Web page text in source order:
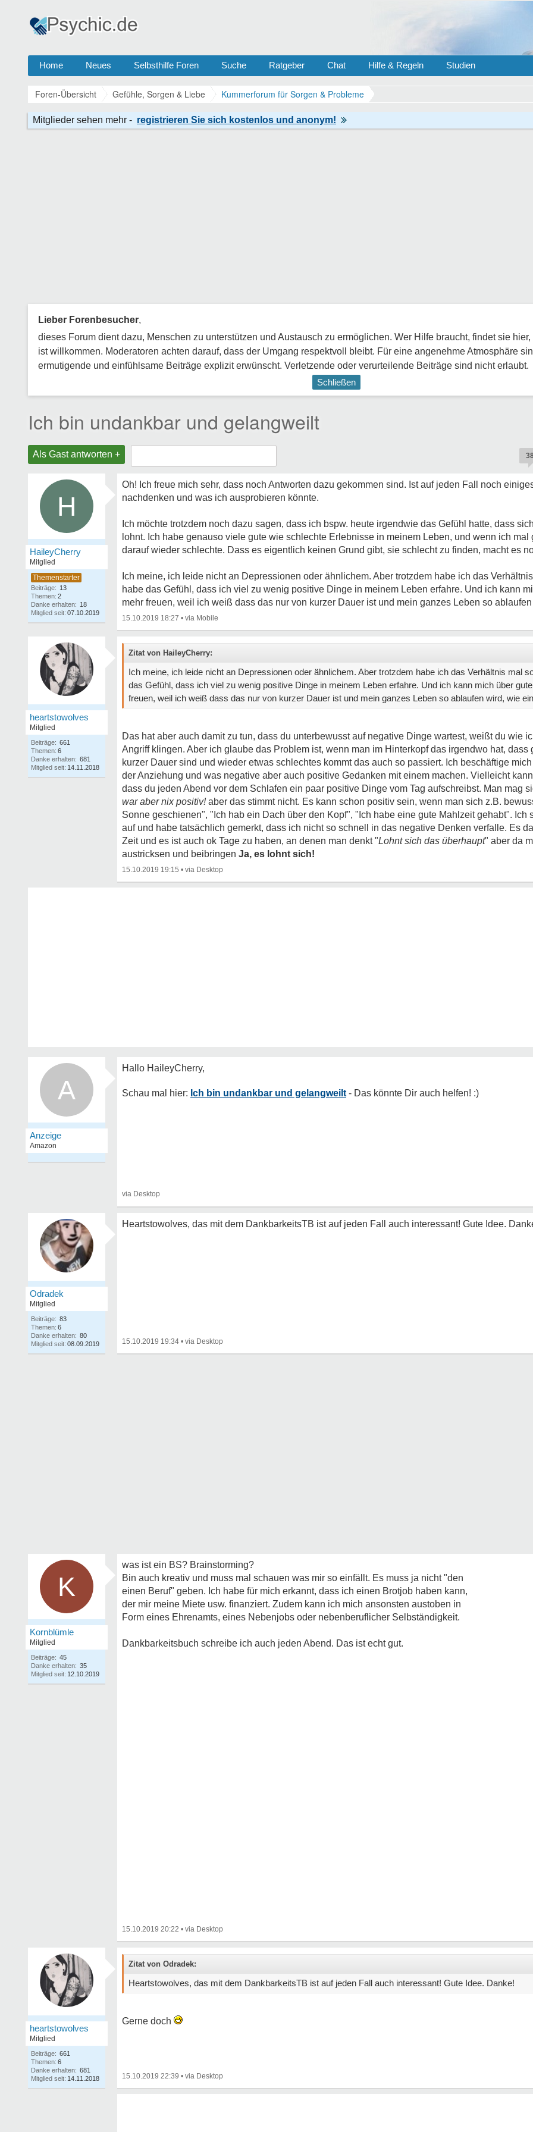
Home Neues Selbsthilfe Foren Suche Ratgeber Chat Hilfe & Regeln Studien
Foren-Übersicht Gefühle, Sorgen & Liebe Kummerforum für Sorgen & Probleme
Lieber Forenbesucher,
dieses Forum dient dazu, Menschen zu unterstützen und Austausch zu ermöglichen. Wer Hilfe braucht, findet sie
ist willkommen. Moderatoren achten darauf, dass der Umgang respektvoll bleibt. Für eine angenehme Atmosphäre
ermutigende und einfühlsame Beiträge explizit erwünscht. Verletzende oder verurteilende Beiträge sind nicht erlaubt.
Schließen
Ich bin undankbar und gelangweilt
Als Gast antworten +
H
HaileyCherry
Mitglied
Beiträge: 13
Themen: 2
Danke erhalten: 18
Mitglied seit: 07.10.2019
Oh! Ich freue mich sehr, dass noch Antworten dazu gekommen sind. Ist auf jeden Fall noch
nachdenken und was ich ausprobieren könnte.
Ich möchte trotzdem noch dazu sagen, dass ich bspw. heute irgendwie das Gefühl hatte, dass
lohnt. Ich habe genauso viele gute wie schlechte Erlebnisse in meinem Leben, und wenn ich mal
darauf wieder schlechte. Dass es eigentlich keinen Grund gibt, sie schlecht zu finden, macht es
Ich meine, ich leide nicht an Depressionen oder ähnlichem. Aber trotzdem habe ich das
habe das Gefühl, dass ich viel zu wenig positive Dinge in meinem Leben erfahre. Und ich kann
mehr freuen, weil ich weiß dass das nur von kurzer Dauer ist und mein ganzes Leben so
15.10.2019 18:27 •
heartstowolves
Mitglied
Beiträge: 661
Themen: 6
Danke erhalten: 681
Mitglied seit: 14.11.2018
Zitat von HaileyCherry:
Ich meine, ich leide nicht an Depressionen oder ähnlichem. Aber trotzdem habe ich das Verhältnis mal
das Gefühl, dass ich viel zu wenig positive Dinge in meinem Leben erfahre. Und ich kann mich über
freuen, weil ich weiß dass das nur von kurzer Dauer ist und mein ganzes Leben so ablaufen wird, wie
Das hat aber auch damit zu tun, dass du unterbewusst auf negative Dinge wartest, weißt du wie
Angriff klingen. Aber ich glaube das Problem ist, wenn man im Hinterkopf das irgendwo hat, dass
kurzer Dauer sind und wieder etwas schlechtes kommt das auch so passiert. Ich beschäftige
der Anziehung und was negative aber auch positive Gedanken mit einem machen. Vielleicht
dass du jeden Abend vor dem Schlafen ein paar positive Dinge vom Tag aufschreibst. Man mag
war aber nix positiv!aber das stimmt nicht. Es kann schon positiv sein, wenn man sich z.B.
Sonne geschienen", "Ich hab ein Dach über den Kopf", "Ich habe eine gute Mahlzeit gehabt". Ich
auf und habe tatsächlich gemerkt, dass ich nicht so schnell in das negative Denken verfalle. Es
Zeit und es ist auch ok Tage zu haben, an denen man denkt "Lohnt sich das überhaupt" aber da
austricksen und beibringen Ja, es lohnt sich!
15.10.2019 19:15 •
A Ich bin undankbar und gelangweilt
Odradek
Mitglied
Beiträge: 83
Themen: 6
Danke erhalten: 80
Mitglied seit: 08.09.2019
Heartstowolves, das mit dem DankbarkeitsTB ist auf jeden Fall auch interessant! Gute Idee.
15.10.2019 19:34 •
K
Kornblümle
Mitglied
Beiträge: 45
Danke erhalten: 35
Mitglied seit: 12.10.2019
was ist ein BS? Brainstorming?
Bin auch kreativ und muss mal schauen was mir so einfällt. Es muss ja nicht "den
einen Beruf" geben. Ich habe für mich erkannt, dass ich einen Brotjob haben kann,
der mir meine Miete usw. finanziert. Zudem kann ich mich ansonsten austoben in
Form eines Ehrenamts, eines Nebenjobs oder nebenberuflicher Selbständigkeit.
Dankbarkeitsbuch schreibe ich auch jeden Abend. Das ist echt gut.
15.10.2019 20:22 •
heartstowolves
Mitglied
Beiträge: 661
Themen: 6
Danke erhalten: 681
Mitglied seit: 14.11.2018
Zitat von Odradek:
Heartstowolves, das mit dem DankbarkeitsTB ist auf jeden Fall auch interessant! Gute Idee. Danke!
Gerne doch
15.10.2019 22:39 •